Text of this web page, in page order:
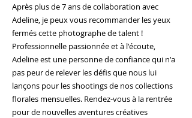
Après plus de 7 ans de collaboration avec
Adeline, je peux vous recommander les yeux
fermés cette photographe de talent !
Professionnelle passionnée et à l'écoute,
Adeline est une personne de confiance qui n'a
pas peur de relever les défis que nous lui
lançons pour les shootings de nos collections
florales mensuelles. Rendez-vous à la rentrée
pour de nouvelles aventures créatives